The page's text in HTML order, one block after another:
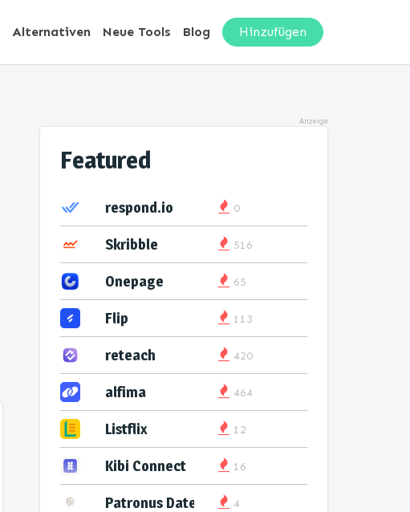
Alternativen Neue Tools Blog Hinzufügen
Anzeige
Featured
respond.io 0
Skribble 516
Onepage 65
Flip 113
reteach 420
alfima 464
Listflix 12
Kibi Connect 16
Patronus Datenservice
4